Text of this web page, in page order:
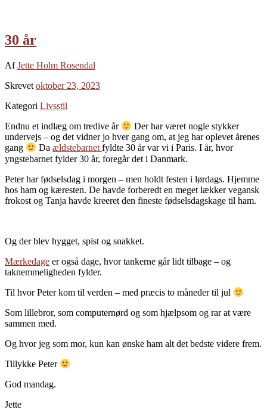
30 år
AfJette Holm Rosendal
Skrevet oktober 23, 2023
Kategori Livsstil
Endnu et indlæg om tredive år
Der har været nogle stykker
undervejs – og det vidner jo hver gang om, at jeg har oplevet årenes
gang
Daældstebarnetfyldte 30 år var vi i Paris. I år, hvor
yngstebarnet fylder 30 år, foregår det i Danmark.
Peter har fødselsdag i morgen – men holdt festen i lørdags. Hjemme
hos ham og kæresten. De havde forberedt en meget lækker vegansk
frokost og Tanja havde kreeret den fineste fødselsdagskage til ham.
Og der blev hygget, spist og snakket.
Mærkedage er også dage, hvor tankerne går lidt tilbage – og
taknemmeligheden fylder.
Til hvor Peter kom til verden – med præcis to måneder til jul
Som lillebror, som computernørd og som hjælpsom og rar at være
sammen med.
Og hvor jeg som mor, kun kan ønske ham alt det bedste videre frem.
Tillykke Peter
God mandag.
Jette